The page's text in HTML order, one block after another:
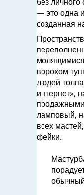
— это одна
созданная
ворохом
людей
интернет»,
ламповый,
всех
фейки.
обычный